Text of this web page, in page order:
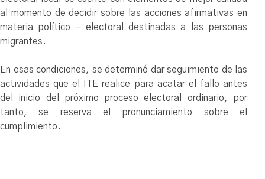
al momento de decidir sobre las acciones afirmativas en
materia político – electoral destinadas a las personas
migrantes.
En esas condiciones, se determinó dar seguimiento de las
actividades que el ITE realice para acatar el fallo antes
del inicio del próximo proceso electoral ordinario, por
tanto, se reserva el pronunciamiento sobre el
cumplimiento.